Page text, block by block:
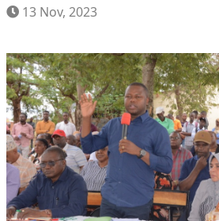
13 Nov, 2023